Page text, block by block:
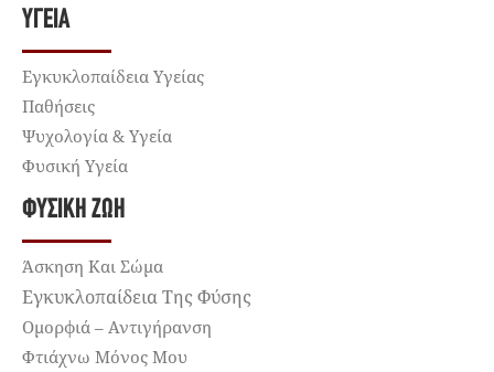
ΥΓΕΊΑ
Εγκυκλοπαίδεια Υγείας
Παθήσεις
Ψυχολογία & Υγεία
Φυσική Υγεία
ΦΥΣΙΚΉ ΖΩΉ
Άσκηση Και Σώμα
Εγκυκλοπαίδεια Της Φύσης
Ομορφιά – Αντιγήρανση
Φτιάχνω Μόνος Μου